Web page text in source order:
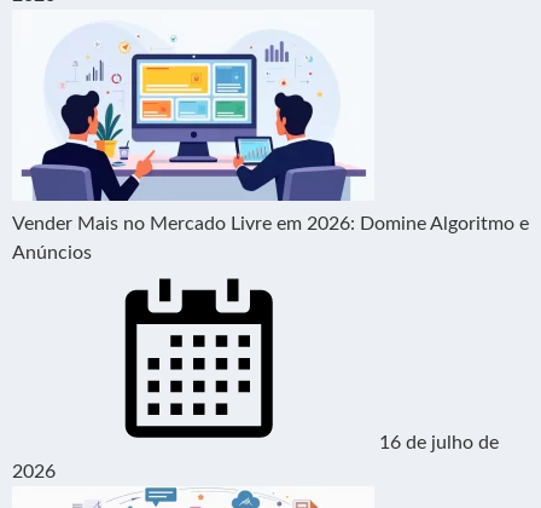
Vender Mais no Mercado Livre em 2026: Domine Algoritmo e
Anúncios
16 de julho de
2026